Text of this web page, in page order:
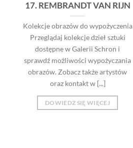
17. REMBRANDT VAN RIJN
Kolekcje obrazów do wypożyczenia
Przeglądaj kolekcje dzieł sztuki
dostępne w Galerii Schron i
sprawdź możliwości wypożyczania
obrazów. Zobacz także artystów
oraz kontakt w [...]
DOWIEDZ SIĘ WIĘCEJ